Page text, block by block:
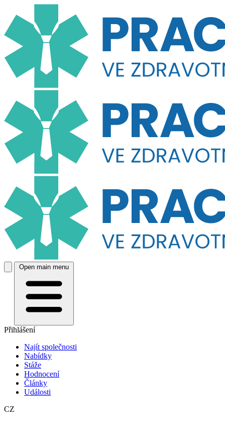
Open main menu
Přihlášení
Najít společnosti
Nabídky
Stáže
Hodnocení
Články
Události
CZ